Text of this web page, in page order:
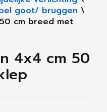
goot/ bruggen \
cm breed met
4x4 cm 50